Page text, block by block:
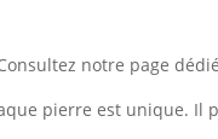
notre page
pierre est unique. Il